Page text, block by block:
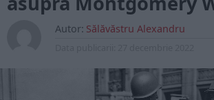
Autor: Sălăvăstru Alexandru